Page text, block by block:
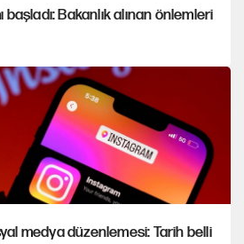
Bakanlık alınan önlemleri
medya düzenlemesi: Tarih belli